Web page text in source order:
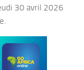
30 avril 2026